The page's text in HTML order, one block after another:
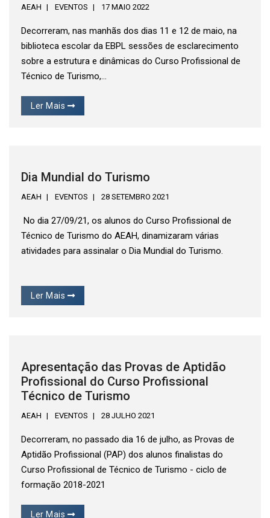
AEAH EVENTOS 17 MAIO 2022
Decorreram, nas manhãs dos dias 11 e 12 de maio, na
biblioteca escolar da EBPL sessões de esclarecimento
sobre a estrutura e dinâmicas do Curso Profissional de
Técnico de Turismo,...
Ler Mais
Dia Mundial do Turismo
AEAH EVENTOS 28 SETEMBRO 2021
No dia 27/09/21, os alunos do Curso Profissional de
Técnico de Turismo do AEAH, dinamizaram várias
atividades para assinalar o Dia Mundial do Turismo.
Ler Mais
Apresentação das Provas de Aptidão
Profissional do Curso Profissional
Técnico de Turismo
AEAH EVENTOS 28 JULHO 2021
Decorreram, no passado dia 16 de julho, as Provas de
Aptidão Profissional (PAP) dos alunos finalistas do
Curso Profissional de Técnico de Turismo - ciclo de
formação 2018-2021
Ler Mais